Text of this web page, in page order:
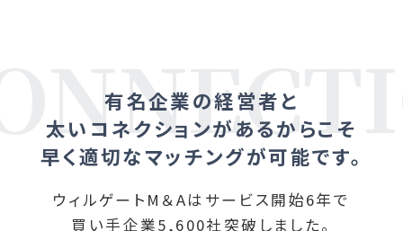
有名企業の経営者と
太いコネクションがあるからこそ
早く適切なマッチングが可能です。
ウィルゲートM＆Aはサービス開始6年で
買い手企業5,600社突破しました。